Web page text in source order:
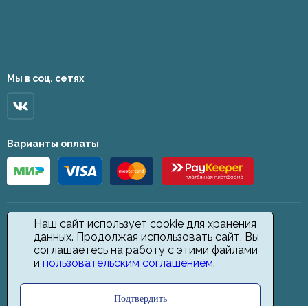
Наш сайт использует cookie для хранения
данных. Продолжая использовать сайт, Вы
соглашаетесь на работу с этими файлами
и пользовательским соглашением.
Подтвердить
Мы в соц. сетях
Варианты оплаты
2026 © Star Carpet. ИП Кодиров Д. О., ИНН 361605146148. Все права